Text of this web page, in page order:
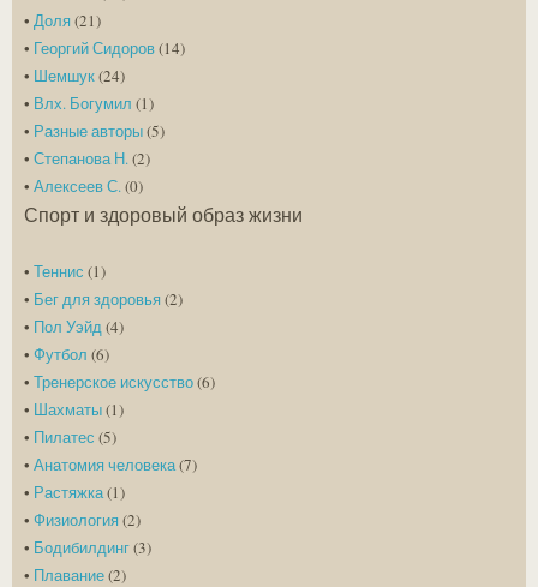
• Доля(21)
• Георгий Сидоров(14)
• Шемшук(24)
• Влх. Богумил (1)
• Разные авторы(5)
• Степанова Н. (2)
• Алексеев С. (0)
Спорт и здоровый образ жизни
• Теннис (1)
• Бег для здоровья(2)
• Пол Уэйд (4)
• Футбол (6)
• Тренерское искусство(6)
• Шахматы(1)
• Пилатес (5)
• Анатомия человека(7)
• Растяжка(1)
• Физиология(2)
• Бодибилдинг(3)
• Плавание(2)